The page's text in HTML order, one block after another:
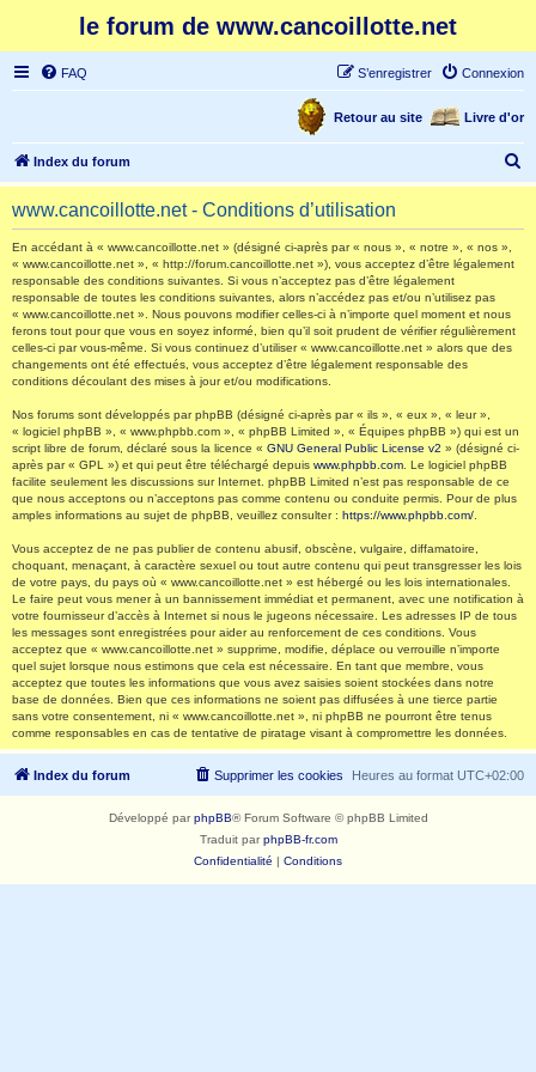
le forum de www.cancoillotte.net
FAQ Connexion
S’enregistrer
Livre d'or
Retour au site
Index du forum
e
www.cancoillotte.net - Conditions d’utilisation
En accédant à « www.cancoillotte.net » (désigné ci-après par « nous », « notre », « nos »,
« www.cancoillotte.net », « http://forum.cancoillotte.net »), vous acceptez d’être légalement
responsable des conditions suivantes. Si vous n’acceptez pas d’être légalement
responsable de toutes les conditions suivantes, alors n’accédez pas et/ou n’utilisez pas
« www.cancoillotte.net ». Nous pouvons modifier celles-ci à n’importe quel moment et nous
ferons tout pour que vous en soyez informé, bien qu’il soit prudent de vérifier régulièrement
celles-ci par vous-même. Si vous continuez d’utiliser « www.cancoillotte.net » alors que des
changements ont été effectués, vous acceptez d’être légalement responsable des
conditions découlant des mises à jour et/ou modifications.
Nos forums sont développés par phpBB (désigné ci-après par « ils », « eux », « leur »,
« logiciel phpBB », « www.phpbb.com », « phpBB Limited », « Équipes phpBB ») qui est un
script libre de forum, déclaré sous la licence « GNU General Public License v2 » (désigné ci-
après par « GPL ») et qui peut être téléchargé depuis www.phpbb.com . Le logiciel phpBB
facilite seulement les discussions sur Internet. phpBB Limited n’est pas responsable de ce
que nous acceptons ou n’acceptons pas comme contenu ou conduite permis. Pour de plus
amples informations au sujet de phpBB, veuillez consulter : https://www.phpbb.com/
Vous acceptez de ne pas publier de contenu abusif, obscène, vulgaire, diffamatoire,
choquant, menaçant, à caractère sexuel ou tout autre contenu qui peut transgresser les lois
de votre pays, du pays où « www.cancoillotte.net » est hébergé ou les lois internationales.
Le faire peut vous mener à un bannissement immédiat et permanent, avec une notification à
votre fournisseur d’accès à Internet si nous le jugeons nécessaire. Les adresses IP de tous
les messages sont enregistrées pour aider au renforcement de ces conditions. Vous
acceptez que « www.cancoillotte.net » supprime, modifie, déplace ou verrouille n’importe
quel sujet lorsque nous estimons que cela est nécessaire. En tant que membre, vous
acceptez que toutes les informations que vous avez saisies soient stockées dans notre
base de données. Bien que ces informations ne soient pas diffusées à une tierce partie
sans votre consentement, ni « www.cancoillotte.net », ni phpBB ne pourront être tenus
comme responsables en cas de tentative de piratage visant à compromettre les données.
Index du forum Heures au format UTC+02:00
Supprimer les cookies
Développé parphpBB® Forum Software © phpBB Limited
Traduit parphpBB-fr.com
Confidentialité | Conditions